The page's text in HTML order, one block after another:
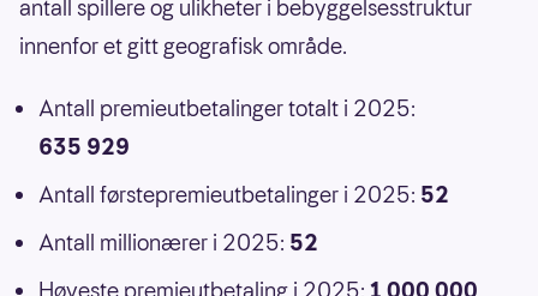
antall spillere og ulikheter i bebyggelsesstruktur
innenfor et gitt geografisk område.
Antall premieutbetalinger totalt i 2025:
635 929
Antall førstepremieutbetalinger i 2025: 52
Antall millionærer i 2025: 52